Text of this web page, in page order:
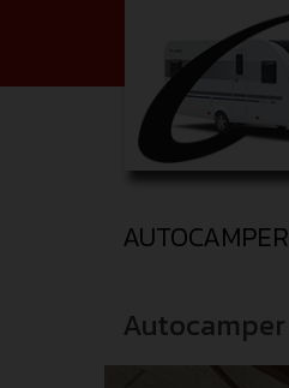
AUTOCAMPER
Autocamper